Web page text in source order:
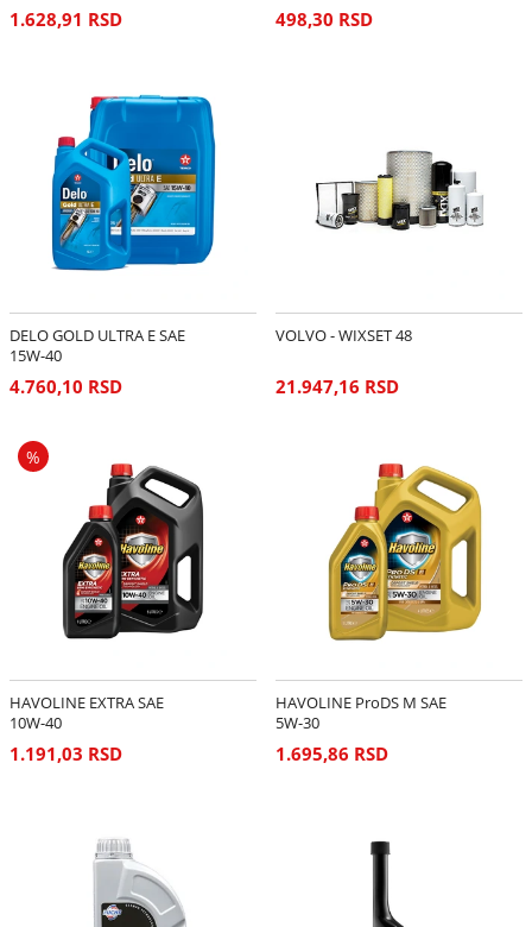
1.628,91 RSD 498,30 RSD
DELO GOLD ULTRA E SAE
15W-40
4.760,10 RSD
VOLVO - WIXSET 48
21.947,16 RSD
HAVOLINE EXTRA SAE
10W-40
1.191,03 RSD
%
HAVOLINE ProDS M SAE
5W-30
1.695,86 RSD